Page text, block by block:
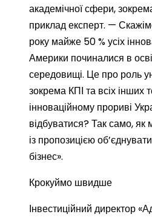
академічної сфери,
приклад експерт. —
року майже 50 % усіх
Америки починалися в
середовищі. Це про роль
зокрема КПІ та всіх інших
інноваційному прориві
відбуватися? Так само,
із пропозицією
бізнес».
Крокуймо швидше
Інвестиційний директор